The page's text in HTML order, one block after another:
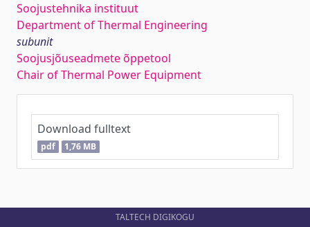
Soojustehnika instituut
Department of Thermal Engineering
subunit
Soojusjõuseadmete õppetool
Chair of Thermal Power Equipment
Download fulltext
pdf 1,76 MB
TALTECH DIGIKOGU